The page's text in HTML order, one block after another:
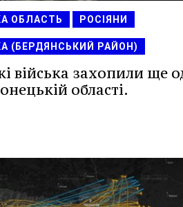
ОБЛАСТЬ РОСІЯНИ
(БЕРДЯНСЬКИЙ РАЙОН)
війська захопили ще
області.